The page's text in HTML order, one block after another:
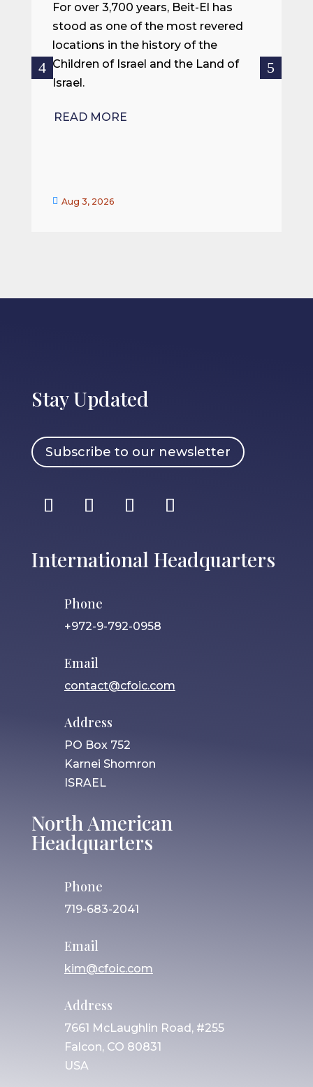
For over 3,700 years, Beit-El has
stood as one of the most revered
locations in the history of the
Children of Israel and the Land of
Israel.
READ MORE
 Aug 3, 2026
Stay Updated
Subscribe to our newsletter
International Headquarters
Phone
+972-9-792-0958
Email
contact@cfoic.com
Address
PO Box 752
Karnei Shomron
ISRAEL
North American
Headquarters
Phone
719-683-2041
Email
kim@cfoic.com
Address
7661 McLaughlin Road, #255
Falcon, CO 80831
USA